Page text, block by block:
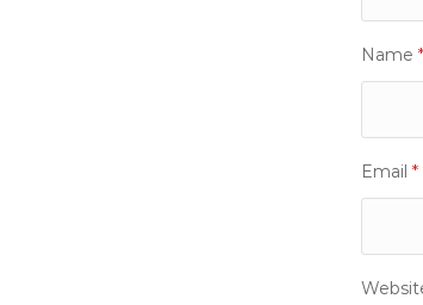
Name *
Email *